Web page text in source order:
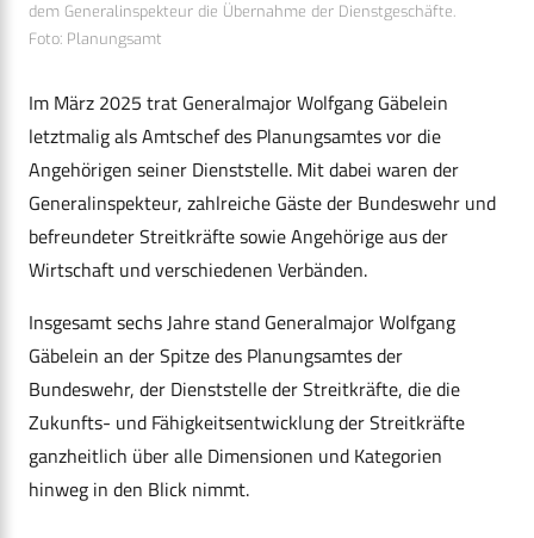
dem Generalinspekteur die Übernahme der Dienstgeschäfte.
Foto: Planungsamt
Im März 2025 trat Generalmajor Wolfgang Gäbelein
letztmalig als Amtschef des Planungsamtes vor die
Angehörigen seiner Dienststelle. Mit dabei waren der
Generalinspekteur, zahlreiche Gäste der Bundeswehr und
befreundeter Streitkräfte sowie Angehörige aus der
Wirtschaft und verschiedenen Verbänden.
Insgesamt sechs Jahre stand Generalmajor Wolfgang
Gäbelein an der Spitze des Planungsamtes der
Bundeswehr, der Dienststelle der Streitkräfte, die die
Zukunfts- und Fähigkeitsentwicklung der Streitkräfte
ganzheitlich über alle Dimensionen und Kategorien
hinweg in den Blick nimmt.